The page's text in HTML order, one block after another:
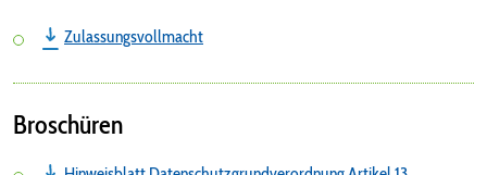
Zulassungsvollmacht
Broschüren